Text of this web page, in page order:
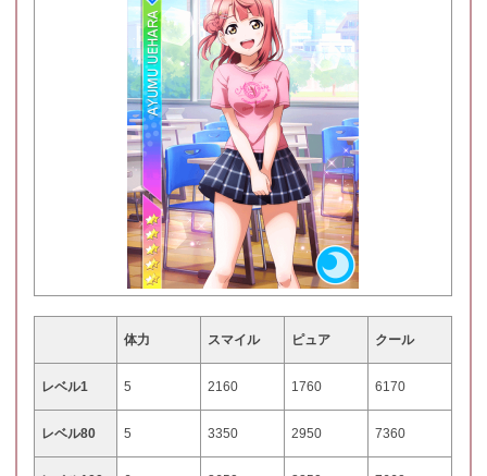
体力 スマイル ピュア クール
レベル1 5 2160 1760 6170
レベル80 5 3350 2950 7360